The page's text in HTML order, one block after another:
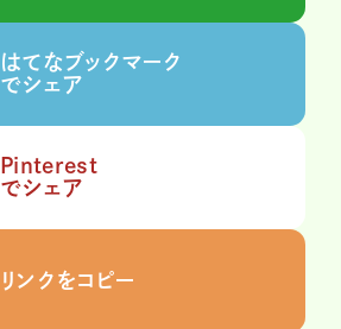
はてなブックマーク
でシェア
Pinterest
でシェア
リンクをコピー